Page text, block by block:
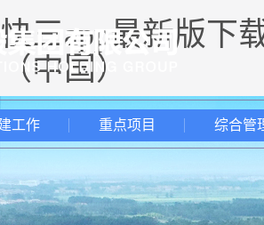
快三app最新版下
（中国）
工作 重点项目 综合管